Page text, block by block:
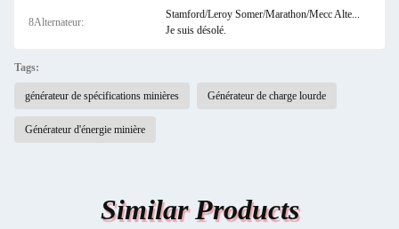
8Alternateur:
Stamford/Leroy Somer/Marathon/Mecc Alte...
Je suis désolé.
Tags:
générateur de spécifications minières Générateur de charge lourde
Générateur d'énergie minière
Similar Products